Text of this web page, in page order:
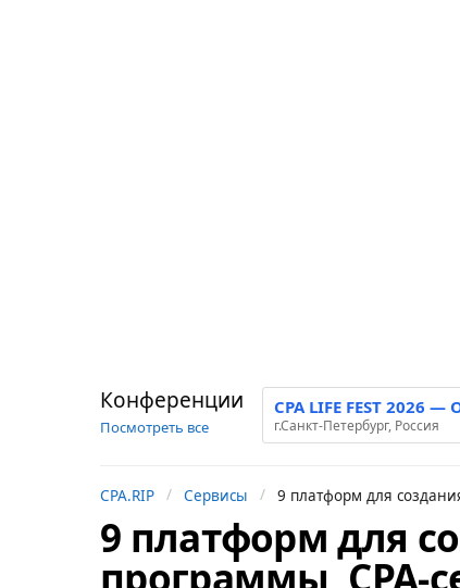
Конференции
Посмотреть все
CPA LIFE FEST 2026
г.Санкт-Петербург, Россия
CPA.RIP Сервисы 9 платформ для
1
г
9 платформ для
программы, CPA-